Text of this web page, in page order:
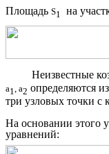
Площадь S1 на
Неизвестные
а1 , а2 определяются
три узловых точки с
На основании этого
уравнений: